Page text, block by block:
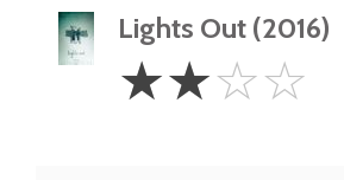
Lights Out (2016)
Stars
☆☆☆☆